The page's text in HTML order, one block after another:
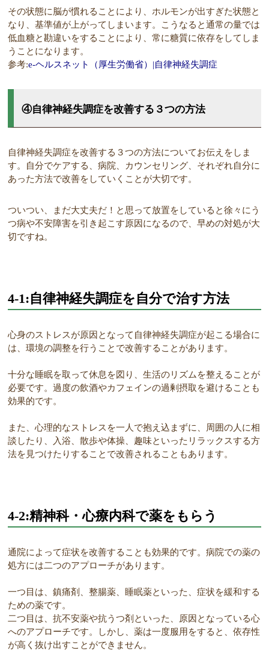
その状態に脳が慣れることにより、ホルモンが出すぎた状態と
なり、基準値が上がってしまいます。こうなると通常の量では
低血糖と勘違いをすることにより、常に糖質に依存をしてしま
うことになります。
参考:e-ヘルスネット（厚生労働省）|自律神経失調症
④自律神経失調症を改善する３つの方法
自律神経失調症を改善する３つの方法についてお伝えをしま
す。自分でケアする、病院、カウンセリング、それぞれ自分に
あった方法で改善をしていくことが大切です。
ついつい、まだ大丈夫だ！と思って放置をしていると徐々にう
つ病や不安障害を引き起こす原因になるので、早めの対処が大
切ですね。
4-1:自律神経失調症を自分で治す方法
心身のストレスが原因となって自律神経失調症が起こる場合に
は、環境の調整を行うことで改善することがあります。
十分な睡眠を取って休息を図り、生活のリズムを整えることが
必要です。過度の飲酒やカフェインの過剰摂取を避けることも
効果的です。
また、心理的なストレスを一人で抱え込まずに、周囲の人に相
談したり、入浴、散歩や体操、趣味といったリラックスする方
法を見つけたりすることで改善されることもあります。
4-2:精神科・心療内科で薬をもらう
通院によって症状を改善することも効果的です。病院での薬の
処方には二つのアプローチがあります。
一つ目は、鎮痛剤、整腸薬、睡眠薬といった、症状を緩和する
ための薬です。
二つ目は、抗不安薬や抗うつ剤といった、原因となっている心
へのアプローチです。しかし、薬は一度服用をすると、依存性
が高く抜け出すことができません。